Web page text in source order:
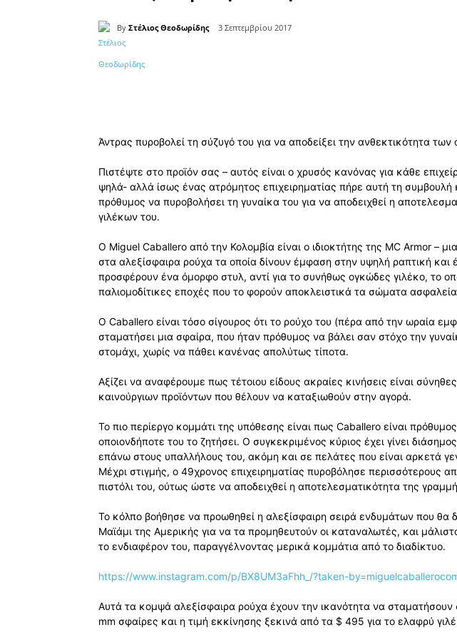
By Στέλιος Θεοδωρίδης 3 Σεπτεμβρίου 2017
Κοινοποίηση
Άντρας πυροβολεί τη σύζυγό του για να αποδείξει την ανθεκτικότητα
Πιστέψτε στο προϊόν σας – αυτός είναι ο χρυσός κανόνας για κάθε
ψηλά- αλλά ίσως ένας ατρόμητος επιχειρηματίας πήρε αυτή τη
πρόθυμος να πυροβολήσει τη γυναίκα του για να αποδειχθεί η
γιλέκων του.
Ο Miguel Caballero από την Κολομβία είναι ο ιδιοκτήτης της MC Armor –
στα αλεξίσφαιρα ρούχα τα οποία δίνουν έμφαση στην υψηλή ραπτική και
προσφέρουν ένα όμορφο στυλ, αντί για το συνήθως ογκώδες γιλέκο, το
παλιομοδίτικες εποχές που το φορούν αποκλειστικά τα σώματα
Ο Caballero είναι τόσο σίγουρος ότι το ρούχο του (πέρα από την ωραία
σταματήσει μια σφαίρα, που ήταν πρόθυμος να βάλει σαν στόχο την
στομάχι, χωρίς να πάθει κανένας απολύτως τίποτα.
Αξίζει να αναφέρουμε πως τέτοιου είδους ακραίες κινήσεις είναι
καινούργιων προϊόντων που θέλουν να καταξιωθούν στην αγορά.
Το πιο περίεργο κομμάτι της υπόθεσης είναι πως Caballero είναι
οποιονδήποτε του το ζητήσει. Ο συγκεκριμένος κύριος έχει γίνει
επάνω στους υπαλλήλους του, ακόμη και σε πελάτες που είναι αρκετά
Μέχρι στιγμής, ο 49χρονος επιχειρηματίας πυροβόλησε περισσότερους
πιστόλι του, ούτως ώστε να αποδειχθεί η αποτελεσματικότητα της
Το κόλπο βοήθησε να προωθηθεί η αλεξίσφαιρη σειρά ενδυμάτων που θα
Μαϊάμι της Αμερικής για να τα προμηθευτούν οι καταναλωτές, και
το ενδιαφέρον του, παραγγέλνοντας μερικά κομμάτια από το διαδίκτυο.
https://www.instagram.com/p/BX8UM3aFhh_/?taken-
Αυτά τα κομψά αλεξίσφαιρα ρούχα έχουν την ικανότητα να σταματήσουν
mm σφαίρες και η τιμή εκκίνησης ξεκινά από τα $ 495 για το ελαφρύ